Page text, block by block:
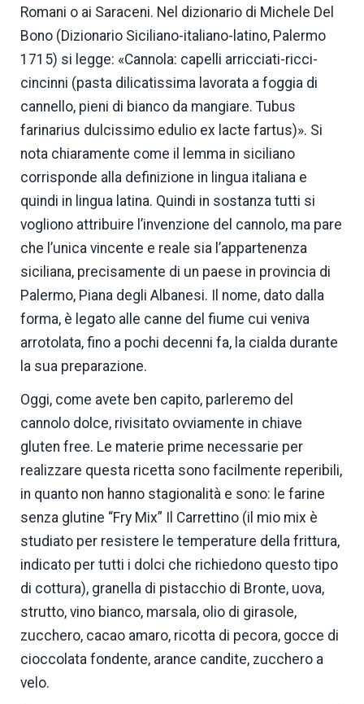
Romani o ai Saraceni. Nel dizionario di Michele Del
Bono (Dizionario Siciliano-italiano-latino, Palermo
1715) si legge: «Cannola: capelli arricciati-ricci-
cincinni (pasta dilicatissima lavorata a foggia di
cannello, pieni di bianco da mangiare. Tubus
farinarius dulcissimo edulio ex lacte fartus)». Si
nota chiaramente come il lemma in siciliano
corrisponde alla definizione in lingua italiana e
quindi in lingua latina. Quindi in sostanza tutti si
vogliono attribuire l’invenzione del cannolo, ma pare
che l’unica vincente e reale sia l’appartenenza
siciliana, precisamente di un paese in provincia di
Palermo, Piana degli Albanesi. Il nome, dato dalla
forma, è legato alle canne del fiume cui veniva
arrotolata, fino a pochi decenni fa, la cialda durante
la sua preparazione.
Oggi, come avete ben capito, parleremo del
cannolo dolce, rivisitato ovviamente in chiave
gluten free. Le materie prime necessarie per
realizzare questa ricetta sono facilmente reperibili,
in quanto non hanno stagionalità e sono: le farine
senza glutine “Fry Mix” Il Carrettino (il mio mix è
studiato per resistere le temperature della frittura,
indicato per tutti i dolci che richiedono questo tipo
di cottura), granella di pistacchio di Bronte, uova,
strutto, vino bianco, marsala, olio di girasole,
zucchero, cacao amaro, ricotta di pecora, gocce di
cioccolata fondente, arance candite, zucchero a
velo.